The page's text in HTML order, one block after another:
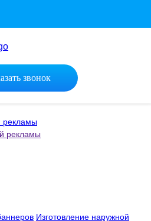
звонок
рекламы
рекламы
Изготовление наружной